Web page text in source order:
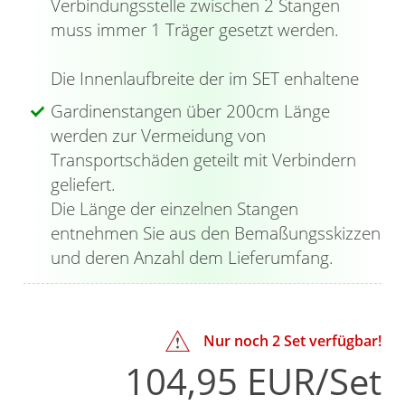
Position setzen. Fädeln Sie auf die klassische
Gardinenstange die Gardinenringe mit
Gleiteinlage und Haken auf; anschließend wird
Gardinenband oder Kräuselband an den
Faltenhaken befestigt. Die integrierte
Gleiteinlage erleichtert die Bedienung und
sorgt zudem für ein nahezu geräuschloses
Verschieben der Ringe auf der Stange. Hier
haben die Endstücke die Form eines
Kegelstumpfs, wirken antik und können auch
an einen Türknauf erinnern. Mit dem
sie fixiert; im Gegensatz dazu werden die
Kappen einfach auf die hintere Gardinenstange
aufgesteckt. Die robusten Doppel-Kombiträger
muss immer 1 Träger gesetzt werden.
Die Innenlaufbreite der im SET enhaltene
Gardinenstangen über 200cm Länge
werden zur Vermeidung von
Transportschäden geteilt mit Verbindern
geliefert.
Die Länge der einzelnen Stangen
entnehmen Sie aus den Bemaßungsskizzen
und deren Anzahl dem Lieferumfang.
Nur noch 2Set verfügbar!
104,95 EUR/Set